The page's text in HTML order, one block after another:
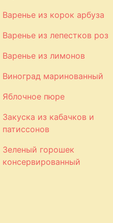
Варенье из корок арбуза
Варенье из лепестков роз
Варенье из лимонов
Виноград маринованный
Яблочное пюре
Закуска из кабачков и
патиссонов
Зеленый горошек
консервированный